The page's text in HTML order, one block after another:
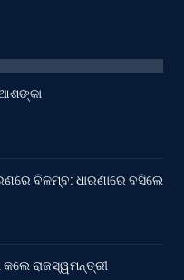
ବିଳମ୍ବ: ଧାରଣାରେ ବସିଲେ
କଲେ ରାଜସ୍ୱମନ୍ତ୍ରୀ